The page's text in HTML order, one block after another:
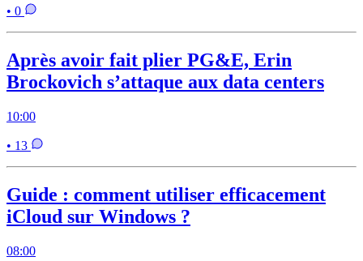
• 0
Après avoir fait plier PG&E, Erin
Brockovich s’attaque aux data centers
10:00
• 13
Guide : comment utiliser efficacement
iCloud sur Windows ?
08:00